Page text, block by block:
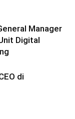
Manager
Digital
di